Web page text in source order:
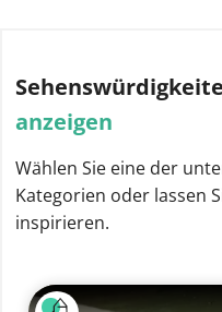
anzeigen
Wählen Sie eine der
Kategorien oder lassen
inspirieren.